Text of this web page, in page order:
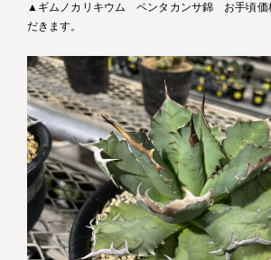
▲ギムノカリキウム ペンタカンサ錦 お手頃価
だきます。